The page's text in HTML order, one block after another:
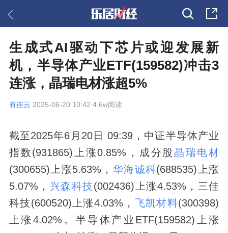
生成式AI驱动下芯片或迎发展新
机，半导体产业ETF(159582)冲击3
连涨，晶瑞电材涨超5%
有连云 2025-06-20 10:42 4.6w阅读
截至2025年6月20日 09:39，中证半导体产业
指数(931865)上涨0.85%，成分股 晶瑞电材
(300655)上涨5.63%， 华海诚科(688535)上涨
5.07%， 兴森科技(002436)上涨4.53%，三佳
科技(600520)上涨4.03%， 飞凯材料(300398)
上涨4.02%。半导体产业ETF(159582)上涨